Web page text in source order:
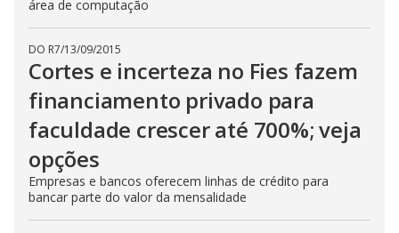
área de computação
DO R7/13/09/2015
Cortes e incerteza no Fies fazem
financiamento privado para
faculdade crescer até 700%; veja
opções
Empresas e bancos oferecem linhas de crédito para
bancar parte do valor da mensalidade